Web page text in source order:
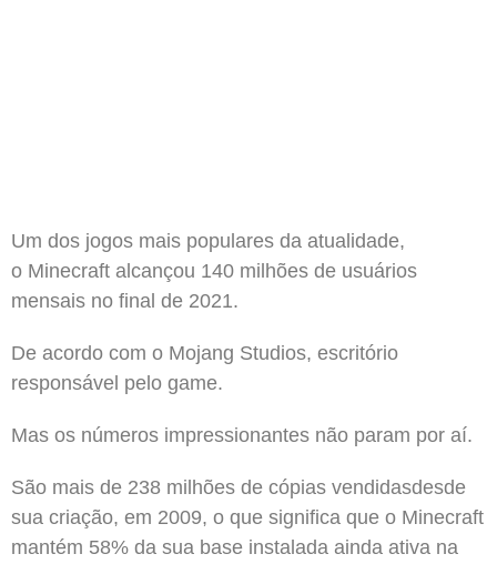
Um dos jogos mais populares da atualidade,
o Minecraft alcançou 140 milhões de usuários
mensais no final de 2021.
De acordo com o Mojang Studios, escritório
responsável pelo game.
Mas os números impressionantes não param por aí.
São mais de 238 milhões de cópias vendidasdesde
sua criação, em 2009, o que significa que o Minecraft
mantém 58% da sua base instalada ainda ativa na